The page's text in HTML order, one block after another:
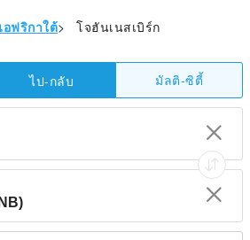
อฟริกาใต้> โจฮันเนสเบิร์ก
ไป-กลับ มัลติ-ซิตี้